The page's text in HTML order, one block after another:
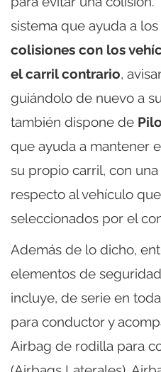
sistema que ayuda a
colisiones con los
el carril contrario,
guiándolo de nuevo a
también dispone de
que ayuda a mantener
su propio carril, con
respecto al vehículo
seleccionados por el
Además de lo dicho,
elementos de
incluye, de serie en
para conductor y
Airbag de rodilla para